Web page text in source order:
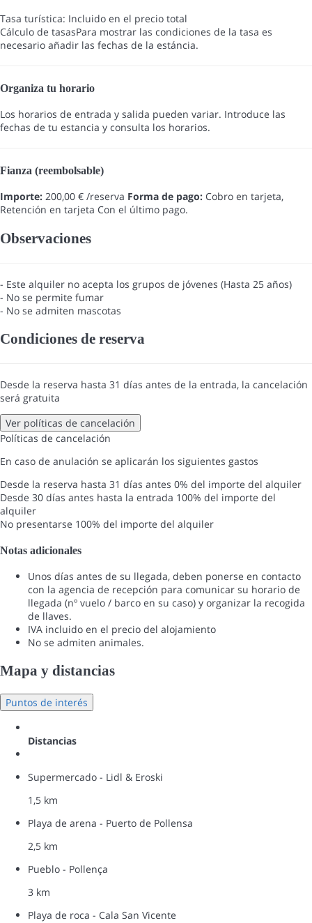
Tasa turística: Incluido en el precio total
Cálculo de tasasPara mostrar las condiciones de la tasa es
necesario añadir las fechas de la estáncia.
Organiza tu horario
Los horarios de entrada y salida pueden variar. Introduce las
fechas de tu estancia y consulta los horarios.
Fianza (reembolsable)
Importe: 200,00 € /reserva Forma de pago: Cobro en tarjeta,
Retención en tarjeta Con el último pago.
Observaciones
- Este alquiler no acepta los grupos de jóvenes (Hasta 25 años)
- No se permite fumar
- No se admiten mascotas
Condiciones de reserva
Desde la reserva hasta 31 días antes de la entrada, la cancelación
será gratuita
Ver políticas de cancelación
Políticas de cancelación
En caso de anulación se aplicarán los siguientes gastos
Desde la reserva hasta 31 días antes 0% del importe del alquiler
Desde 30 días antes hasta la entrada 100% del importe del
alquiler
No presentarse 100% del importe del alquiler
Notas adicionales
Unos días antes de su llegada, deben ponerse en contacto
con la agencia de recepción para comunicar su horario de
llegada (nº vuelo / barco en su caso) y organizar la recogida
de llaves.
IVA incluido en el precio del alojamiento
No se admiten animales.
Mapa y distancias
Puntos de interés
Distancias
Supermercado - Lidl & Eroski
1,5 km
Playa de arena - Puerto de Pollensa
2,5 km
Pueblo - Pollença
3 km
Playa de roca - Cala San Vicente